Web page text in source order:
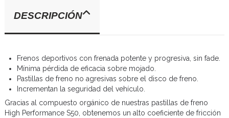
DESCRIPCIÓN
Frenos deportivos con frenada potente y progresiva, sin fade.
Mínima pérdida de eficacia sobre mojado.
Pastillas de freno no agresivas sobre el disco de freno.
Incrementan la seguridad del vehículo.
Gracias al compuesto orgánico de nuestras pastillas de freno
High Performance S50, obtenemos un alto coeficiente de fricción